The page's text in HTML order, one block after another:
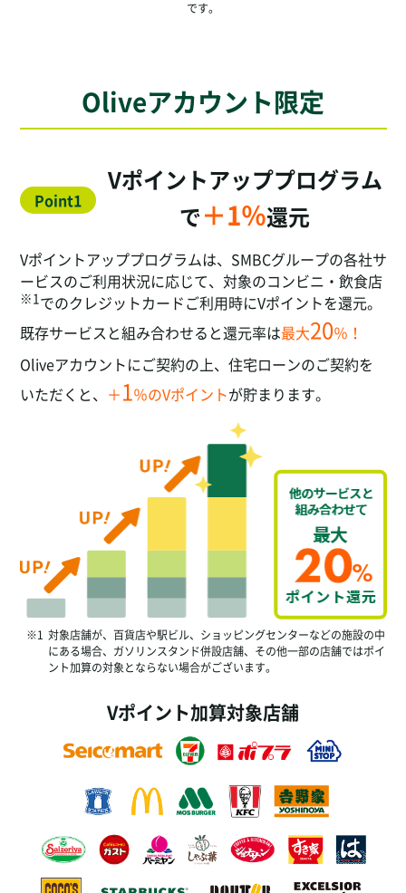
です。
Oliveアカウント限定
Point1
Vポイントアッププログラム
で＋1％還元
Vポイントアッププログラムは、SMBCグループの各社サ
ービスのご利用状況に応じて、対象のコンビニ・飲食店
※1 でのクレジットカードご利用時にVポイントを還元。
既存サービスと組み合わせると還元率は最大20％！
Oliveアカウントにご契約の上、住宅ローンのご契約を
いただくと、 ＋1％のVポイントが貯まります。
※1 対象店舗が、百貨店や駅ビル、ショッピングセンターなどの施設の中
にある場合、ガソリンスタンド併設店舗、その他一部の店舗ではポイ
ント加算の対象とならない場合がございます。
Vポイント加算対象店舗